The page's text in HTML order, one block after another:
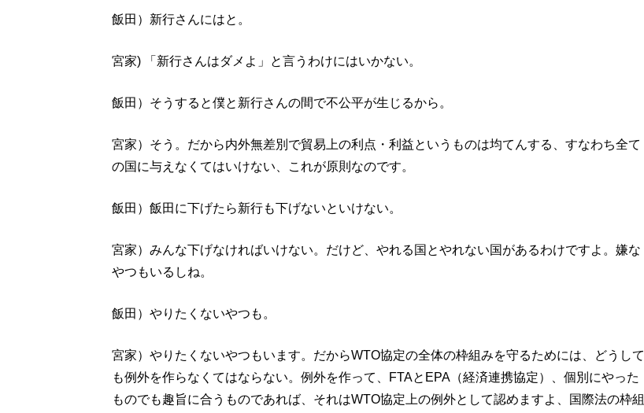
飯田）新行さんにはと。
宮家) 「新行さんはダメよ」と言うわけにはいかない。
飯田）そうすると僕と新行さんの間で不公平が生じるから。
宮家）そう。だから内外無差別で貿易上の利点・利益というものは均てんする、すなわち全て
の国に与えなくてはいけない、これが原則なのです。
飯田）飯田に下げたら新行も下げないといけない。
宮家）みんな下げなければいけない。だけど、やれる国とやれない国があるわけですよ。嫌な
やつもいるしね。
飯田）やりたくないやつも。
宮家）やりたくないやつもいます。だからWTO協定の全体の枠組みを守るためには、どうして
も例外を作らなくてはならない。例外を作って、FTAとEPA（経済連携協定）、個別にやった
ものでも趣旨に合うものであれば、それはWTO協定上の例外として認めますよ、国際法の枠組